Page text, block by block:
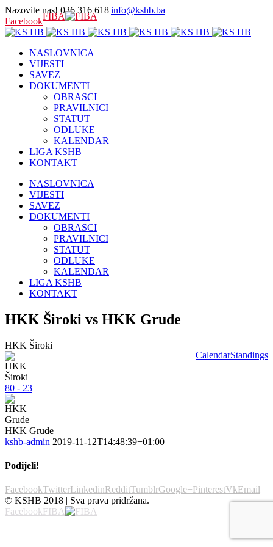
Nazovite nas! 036 316 618|info@kshb.ba
FacebookFIBA
NASLOVNICA
VIJESTI
SAVEZ
DOKUMENTI
OBRASCI
PRAVILNICI
STATUT
ODLUKE
KALENDAR
LIGA KSHB
KONTAKT
NASLOVNICA
VIJESTI
SAVEZ
DOKUMENTI
OBRASCI
PRAVILNICI
STATUT
ODLUKE
KALENDAR
LIGA KSHB
KONTAKT
HKK Široki vs HKK Grude
CalendarStandings
HKK Široki
80 - 23
HKK Grude
kshb-admin 2019-11-12T14:48:39+01:00
Podijeli!
FacebookTwitterLinkedinRedditTumblrGoogle+PinterestVkEmail
© KSHB 2018 | Sva prava pridržana.
FacebookFIBA